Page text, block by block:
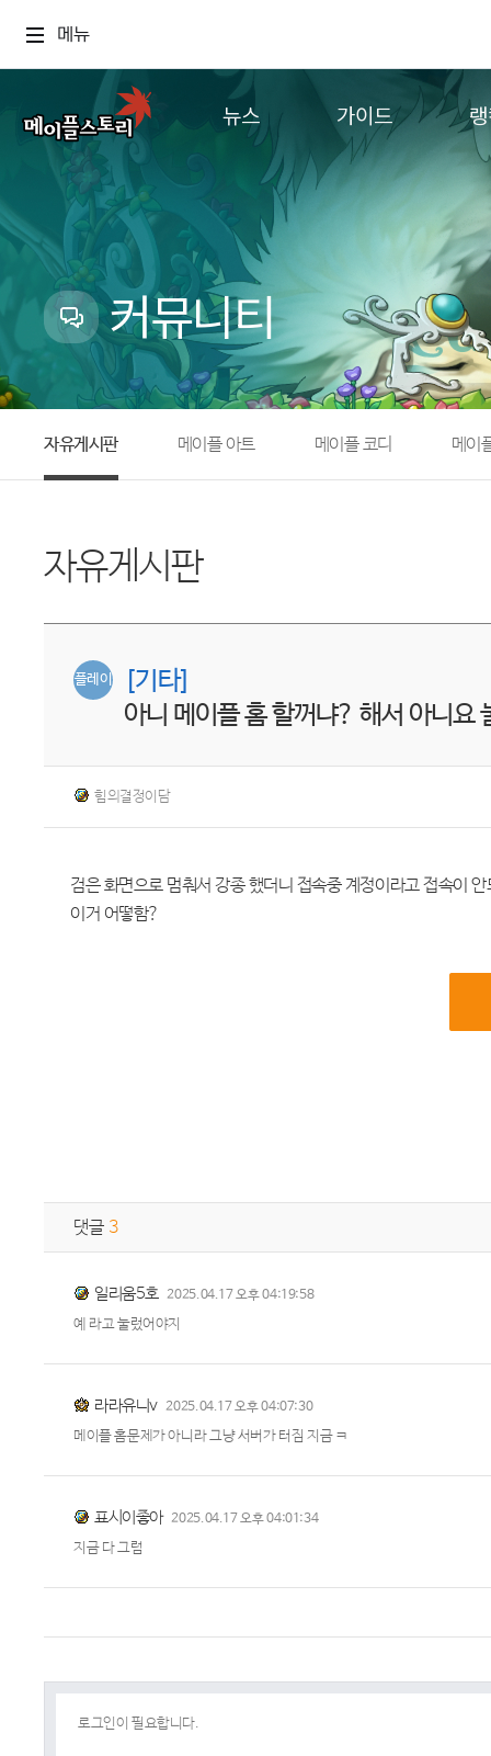
메뉴
뉴스
업데이트
이벤트
캐시샵 공지
메이플 알림판
with maple
가이드
추가정보
컨텐
커뮤니티
자유게시판 메이플 아트 메이플 코디 메이
자유게시판
플레이
[기타]
아니 메이플 홈 할꺼냐? 해서 아니요
힘의결정이담
검은 화면으로 멈춰서 강종 했더니 접속중 계정이라고 접속이
이거 어떻함?
댓글 3
일리움5호 2025.04.17 오후 04:19:58
예 라고 눌렀어야지
라라유니v 2025.04.17 오후 04:07:30
메이플 홈문제가 아니라 그냥 서버가 터짐 지금 ㅋ
표시이좋아 2025.04.17 오후 04:01:34
지금 다 그럼